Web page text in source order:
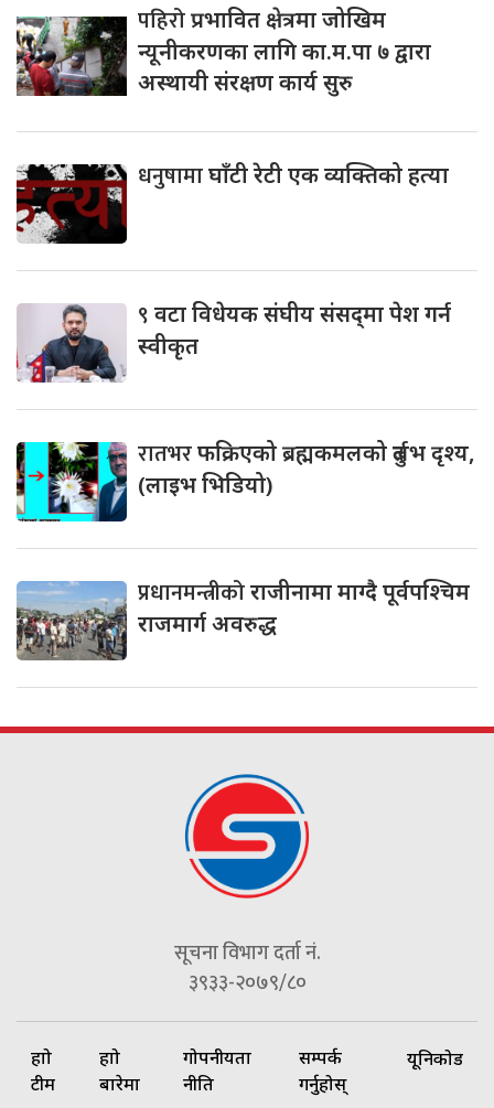
पहिरोप्रभावित क्षेत्रमा जोखिम
न्यूनीकरणका लागि का.म.पा ७ द्वारा
अस्थायी संरक्षण कार्य सुरु
धनुषामाघाँटी रेटी एक व्यक्तिको हत्या
९ वटा विधेयक संघीय संसद्‌मा पेश गर्न
स्वीकृत
रातभरफक्रिएको ब्रह्मकमलको दुर्लभ दृश्य,
(लाइभ भिडियो)
प्रधानमन्त्रीकोराजीनामा माग्दै पूर्वपश्चिम
राजमार्ग अवरुद्ध
सूचना विभाग दर्ता नं.
३९३३-२०७९/८०
हाम्रो
टीम
हाम्रो
बारेमा
गोपनीयता
नीति
सम्पर्क
गर्नुहोस्
यूनिकोड